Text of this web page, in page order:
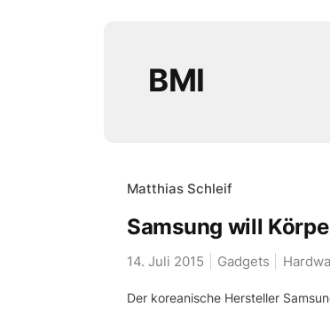
BMI
Matthias Schleif
Samsung will
14. Juli 2015 Gadgets
Der koreanische Hersteller